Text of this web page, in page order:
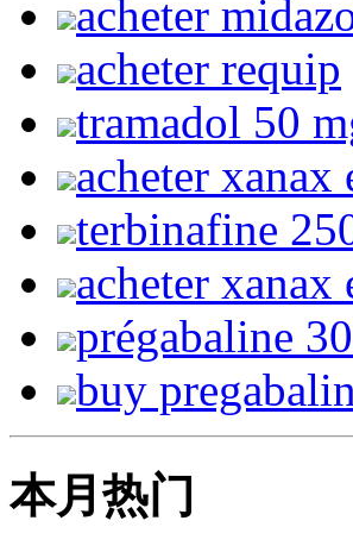
acheter
acheter requip
tramadol 50
acheter xanax
terbinafine
acheter xanax
prégabaline
buy
本月热门